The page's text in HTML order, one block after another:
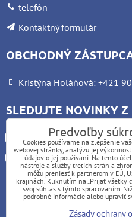
telefón
Kontaktný formulár
OBCHODNÝ
Kristýna Holáňová: +421
SLEDUJTE NOVINKY
Facebook
Instagram
UPOZORNENIE:
Platba kartou nie je možná
Predvoľby
Cookies používame na zlepšenie
webovej stránky, analýzu jej
údajov o jej používaní. Na tento
nástroje a služby tretích strán a
môžu preniesť k partnerom v EÚ,
krajinách. Kliknutím na „Prijať všetky
svoj súhlas s týmto spracovaním.
podrobné informácie alebo upraviť
Zásady ochrany